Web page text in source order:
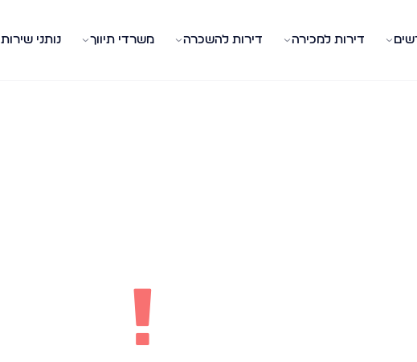
דירות למכירה דירות להשכרה משרדי תיווך נותני שירות
!